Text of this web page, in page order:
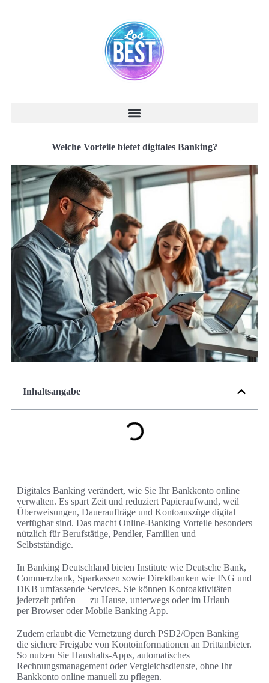
Welche Vorteile bietet digitales Banking?
Inhaltsangabe
Digitales Banking verändert, wie Sie Ihr Bankkonto online
verwalten. Es spart Zeit und reduziert Papieraufwand, weil
Überweisungen, Daueraufträge und Kontoauszüge digital
verfügbar sind. Das macht Online-Banking Vorteile besonders
nützlich für Berufstätige, Pendler, Familien und
Selbstständige.
In Banking Deutschland bieten Institute wie Deutsche Bank,
Commerzbank, Sparkassen sowie Direktbanken wie ING und
DKB umfassende Services. Sie können Kontoaktivitäten
jederzeit prüfen — zu Hause, unterwegs oder im Urlaub —
per Browser oder Mobile Banking App.
Zudem erlaubt die Vernetzung durch PSD2/Open Banking
die sichere Freigabe von Kontoinformationen an Drittanbieter.
So nutzen Sie Haushalts-Apps, automatisches
Rechnungsmanagement oder Vergleichsdienste, ohne Ihr
Bankkonto online manuell zu pflegen.